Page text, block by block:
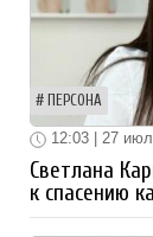
ПЕРСОНА
12:03 | 27
Светлана
к спасению